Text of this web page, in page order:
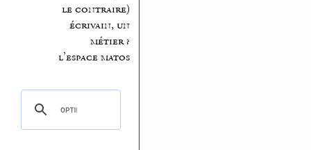
le contraire)
écrivain, un
métier ?
l’espace matos